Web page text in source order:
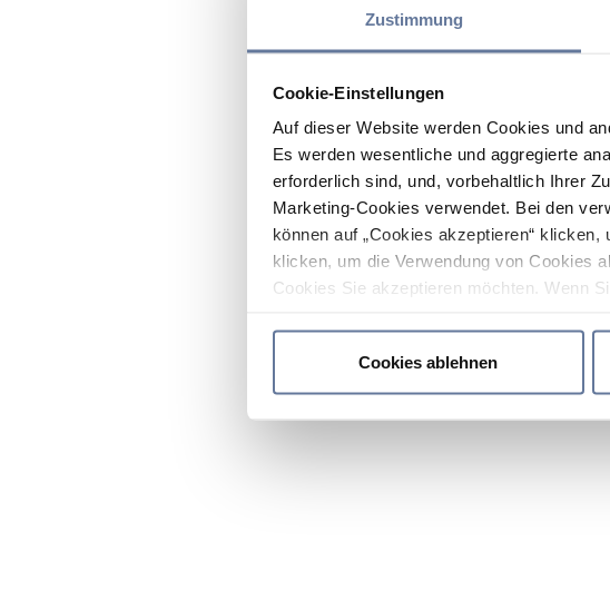
Zustimmung
Cookie-Einstellungen
Auf dieser Website werden Cookies und
Es werden wesentliche und aggregierte
erforderlich sind, und, vorbehaltlich Ihrer
Marketing-Cookies verwendet. Bei den
können auf „Cookies akzeptieren“
klicken, um die Verwendung von Cookies
Cookies Sie akzeptieren möchten. Wenn
Cookies ablehnen